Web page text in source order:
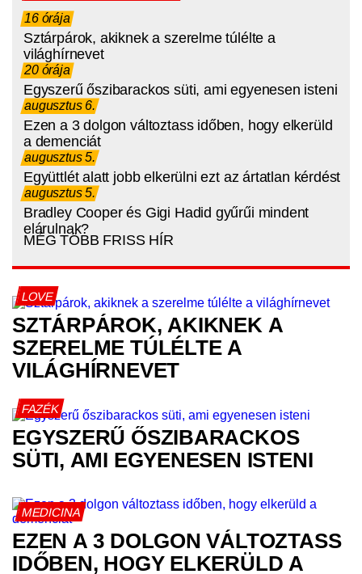
16 órája
Sztárpárok, akiknek a szerelme túlélte a
világhírnevet
20 órája
Egyszerű őszibarackos süti, ami egyenesen isteni
augusztus 6.
Ezen a 3 dolgon változtass időben, hogy elkerüld
a demenciát
augusztus 5.
Együttlét alatt jobb elkerülni ezt az ártatlan kérdést
augusztus 5.
Bradley Cooper és Gigi Hadid gyűrűi mindent
elárulnak?
MÉG TÖBB FRISS HÍR
LOVE
SZTÁRPÁROK, AKIKNEK A
SZERELME TÚLÉLTE A
VILÁGHÍRNEVET
FAZÉK
EGYSZERŰ ŐSZIBARACKOS
SÜTI, AMI EGYENESEN ISTENI
MEDICINA
EZEN A 3 DOLGON VÁLTOZTASS
IDŐBEN, HOGY ELKERÜLD A